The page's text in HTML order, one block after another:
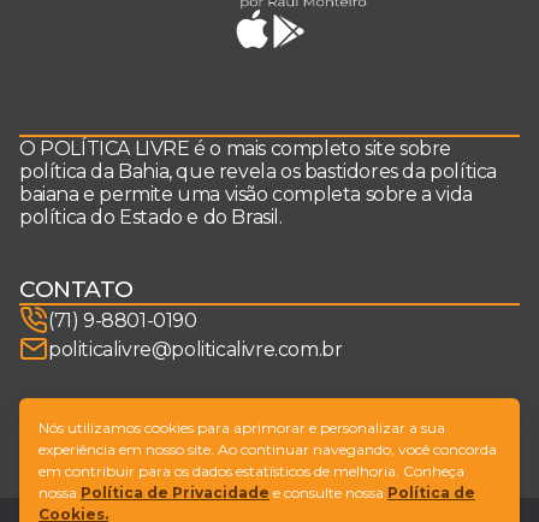
O POLÍTICA LIVRE é o mais completo site sobre
política da Bahia, que revela os bastidores da política
baiana e permite uma visão completa sobre a vida
política do Estado e do Brasil.
CONTATO
(71) 9-8801-0190
politicalivre@politicalivre.com.br
SIGA-NOS
Nós utilizamos cookies para aprimorar e personalizar a sua
experiência em nosso site. Ao continuar navegando, você concorda
em contribuir para os dados estatísticos de melhoria. Conheça
nossa Política de Privacidade e consulte nossa Política de
Cookies.